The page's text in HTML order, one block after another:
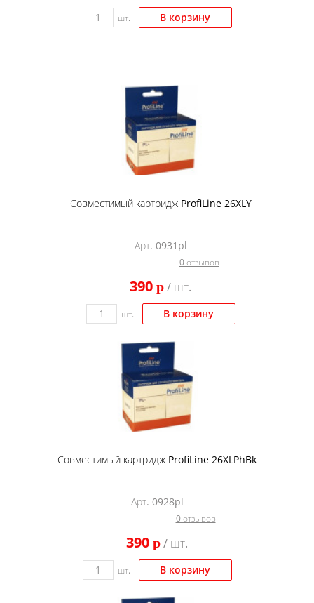
шт. В корзину
Совместимый картридж ProfiLine 26XLY
Арт. 0931pl
0 отзывов
390 p/ шт.
шт. В корзину
Совместимый картридж ProfiLine 26XLPhBk
Арт. 0928pl
0 отзывов
390 p/ шт.
шт. В корзину